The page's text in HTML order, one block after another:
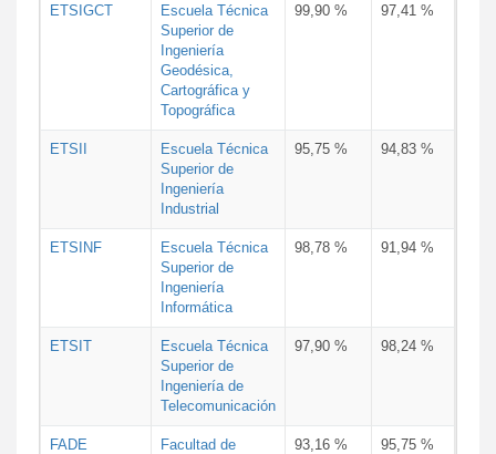
ETSIGCT
Escuela Técnica
Superior de
Ingeniería
Geodésica,
Cartográfica y
Topográfica
99,90 % 97,41 %
ETSII
Escuela Técnica
Superior de
Ingeniería
Industrial
95,75 % 94,83 %
ETSINF
Escuela Técnica
Superior de
Ingeniería
Informática
98,78 % 91,94 %
ETSIT
Escuela Técnica
Superior de
Ingeniería de
Telecomunicación
97,90 % 98,24 %
FADE
Facultad de
93,16 % 95,75 %